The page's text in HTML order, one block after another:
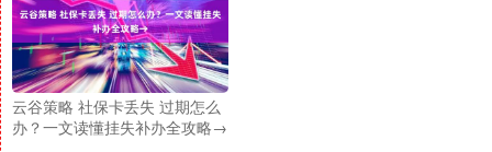
云谷策略 社保卡丢失 过期怎么
办？一文读懂挂失补办全攻略→